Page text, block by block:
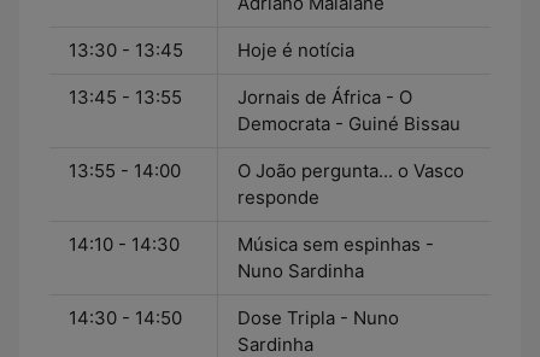
13:30 - 13:45 Hoje é notícia
13:45 - 13:55
Jornais de África - O
Democrata - Guiné Bissau
13:55 - 14:00
O João pergunta... o Vasco
responde
14:10 - 14:30
Música sem espinhas -
Nuno Sardinha
14:30 - 14:50
Dose Tripla - Nuno
Sardinha